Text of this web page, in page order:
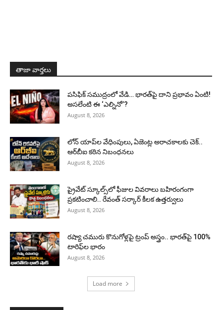
తాజా వార్తలు
పసిఫిక్ సముద్రంలో వేడి… భారత్‌పై దాని ప్రభావం ఏంటి!
అసలేంటి ఈ ‘ఎల్నినో’?
August 8, 2026
లోన్ యాప్‌ల వేధింపులు, ఏజెంట్ల అరాచకాలకు చెక్..
ఆర్‌బీఐ కఠిన నిబంధనలు
August 8, 2026
ప్రైవేట్ స్కూల్స్‌లో ఫీజుల వివరాలు బహిరంగంగా
ప్రకటించాలి.. రేవంత్ సర్కార్ కీలక ఉత్తర్వులు
August 8, 2026
రష్యా చమురు కొనుగోళ్లపై ట్రంప్ అస్త్రం.. భారత్‌పై 100%
టారిఫ్‌ల భారం
August 8, 2026
Load more